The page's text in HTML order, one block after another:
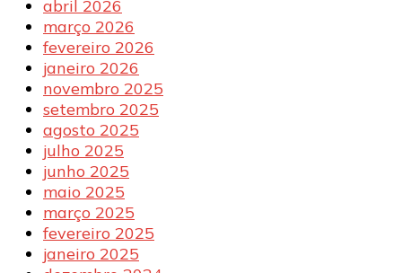
abril 2026
março 2026
fevereiro 2026
janeiro 2026
novembro 2025
setembro 2025
agosto 2025
julho 2025
junho 2025
maio 2025
março 2025
fevereiro 2025
janeiro 2025